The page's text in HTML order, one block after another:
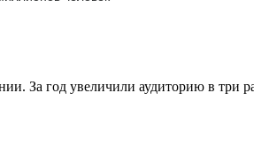
За год увеличили аудиторию в три